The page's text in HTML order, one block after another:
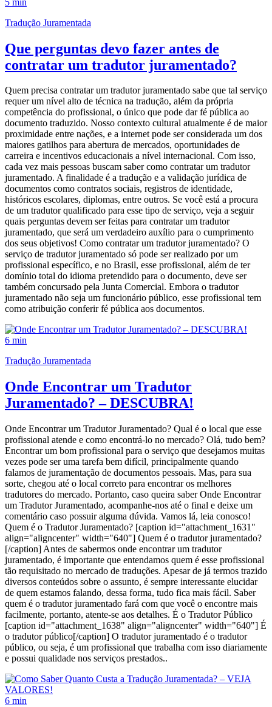
Tradução Juramentada
Que perguntas devo fazer antes de
contratar um tradutor juramentado?
Quem precisa contratar um tradutor juramentado sabe que tal serviço
requer um nível alto de técnica na tradução, além da própria
competência do profissional, o único que pode dar fé pública ao
documento traduzido. Nosso contexto cultural atualmente é de maior
proximidade entre nações, e a internet pode ser considerada um dos
maiores gatilhos para abertura de mercados, oportunidades de
carreira e incentivos educacionais a nível internacional. Com isso,
cada vez mais pessoas buscam saber como contratar um tradutor
juramentado. A finalidade é a tradução e a validação jurídica de
documentos como contratos sociais, registros de identidade,
históricos escolares, diplomas, entre outros. Se você está a procura
de um tradutor qualificado para esse tipo de serviço, veja a seguir
quais perguntas devem ser feitas para contratar um tradutor
juramentado, que será um verdadeiro auxílio para o cumprimento
dos seus objetivos! Como contratar um tradutor juramentado? O
serviço de tradutor juramentado só pode ser realizado por um
profissional específico, e no Brasil, esse profissional, além de ter
domínio total do idioma pretendido para o documento, deve ser
também concursado pela Junta Comercial. Embora o tradutor
juramentado não seja um funcionário público, esse profissional tem
como atribuição conferir fé pública aos documentos.
6 min
Tradução Juramentada
Onde Encontrar um Tradutor
Juramentado? – DESCUBRA!
Onde Encontrar um Tradutor Juramentado? Qual é o local que esse
profissional atende e como encontrá-lo no mercado? Olá, tudo bem?
Encontrar um bom profissional para o serviço que desejamos muitas
vezes pode ser uma tarefa bem difícil, principalmente quando
falamos de juramentação de documentos pessoais. Mas, para sua
sorte, chegou até o local correto para encontrar os melhores
tradutores do mercado. Portanto, caso queira saber Onde Encontrar
um Tradutor Juramentado, acompanhe-nos até o final e deixe um
comentário caso possuir alguma dúvida. Vamos lá, leia conosco!
Quem é o Tradutor Juramentado? [caption id="attachment_1631"
align="aligncenter" width="640"] Quem é o tradutor juramentado?
[/caption] Antes de sabermos onde encontrar um tradutor
juramentado, é importante que entendamos quem é esse profissional
tão requisitado no mercado de traduções. Apesar de já termos trazido
diversos conteúdos sobre o assunto, é sempre interessante elucidar
de quem estamos falando, dessa forma, tudo fica mais fácil. Saber
quem é o tradutor juramentado fará com que você o encontre mais
facilmente, portanto, atente-se aos detalhes. É o Tradutor Público
[caption id="attachment_1638" align="aligncenter" width="640"] É
o tradutor público[/caption] O tradutor juramentado é o tradutor
público, ou seja, é um profissional que trabalha com isso diariamente
e possui qualidade nos serviços prestados..
6 min